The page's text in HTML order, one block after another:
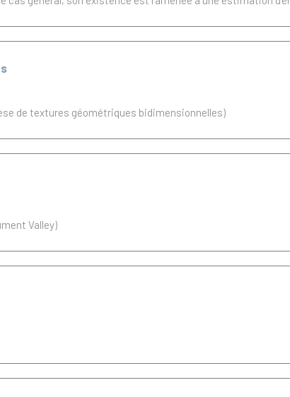
de textures géométriques bidimensionnelles)
Valley)